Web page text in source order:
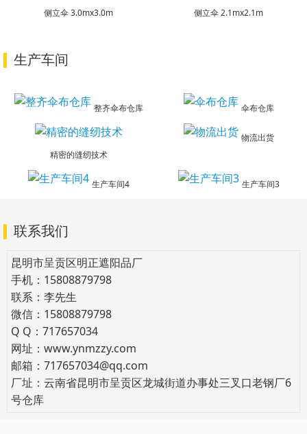
侧立伞 3.0mx3.0m 侧立伞 2.1mx2.1m
生产车间
整齐伞布仓库 伞布仓库
精密的缝纫技术
物流出货
生产车间4 生产车间3
联系我们
昆明市呈贡区明正遮阳品厂
手机：15808879798
联系：李先生
微信：15808879798
Q Q：717657034
网址：www.ynmzzy.com
邮箱：717657034@qq.com
厂址：云南省昆明市呈贡区龙城街道办事处三叉口老钢厂6
号仓库